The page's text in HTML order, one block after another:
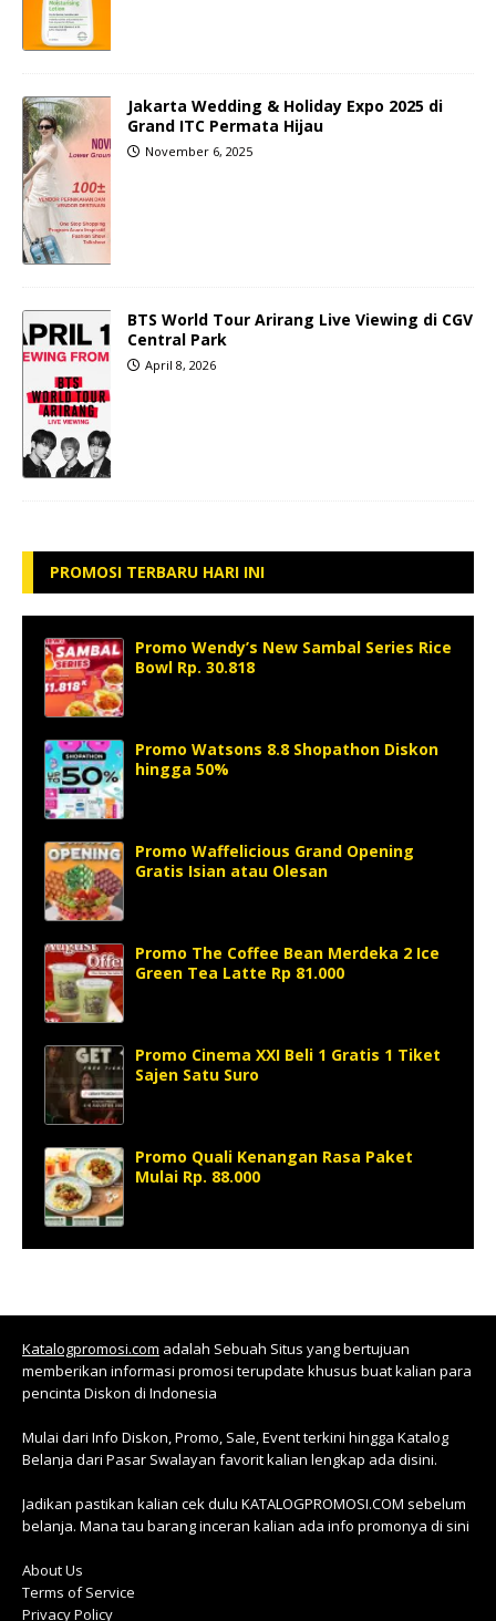
Jakarta Wedding & Holiday Expo 2025 di
Grand ITC Permata Hijau
November 6, 2025
BTS World Tour Arirang Live Viewing di CGV
Central Park
April 8, 2026
PROMOSI TERBARU HARI INI
Promo Wendy’s New Sambal Series Rice
Bowl Rp. 30.818
Promo Watsons 8.8 Shopathon Diskon
hingga 50%
Promo Waffelicious Grand Opening
Gratis Isian atau Olesan
Promo The Coffee Bean Merdeka 2 Ice
Green Tea Latte Rp 81.000
Promo Cinema XXI Beli 1 Gratis 1 Tiket
Sajen Satu Suro
Promo Quali Kenangan Rasa Paket
Mulai Rp. 88.000
Katalogpromosi.com adalah Sebuah Situs yang bertujuan
memberikan informasi promosi terupdate khusus buat kalian para
pencinta Diskon di Indonesia
Mulai dari Info Diskon, Promo, Sale, Event terkini hingga Katalog
Belanja dari Pasar Swalayan favorit kalian lengkap ada disini.
Jadikan pastikan kalian cek dulu KATALOGPROMOSI.COM sebelum
belanja. Mana tau barang inceran kalian ada info promonya di sini
About Us
Terms of Service
Privacy Policy